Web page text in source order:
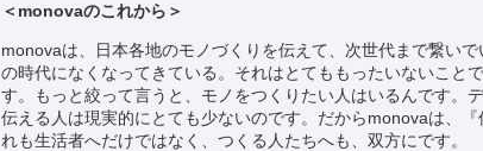
＜monovaのこれから＞
monovaは、日本各地のモノづくりを伝えて、次世代まで繋い
の時代になくなってきている。それはとてももったいないこと
す。もっと絞って言うと、モノをつくりたい人はいるんです。
伝える人は現実的にとても少ないのです。だからmonovaは、
れも生活者へだけではなく、つくる人たちへも、双方にです。